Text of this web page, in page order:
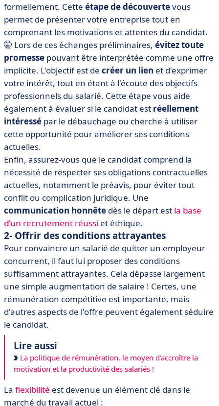
formellement. Cette étape de découvertevous
permet de présenter votre entreprise tout en
comprenant les motivations et attentes du candidat.
🤫 Lors de ces échanges préliminaires, évitez toute
promesse pouvant être interprétée comme une offre
implicite. L'objectif est de créer un lien et d'exprimer
votre intérêt, tout en étant à l'écoute des objectifs
professionnels du salarié. Cette étape vous aide
également à évaluer si le candidat est réellement
intéressé par le débauchage ou cherche à utiliser
cette opportunité pour améliorer ses conditions
actuelles.
Enfin, assurez-vous que le candidat comprend la
nécessité de respecter ses obligations contractuelles
actuelles, notamment le préavis, pour éviter tout
conflit ou complication juridique. Une
communication honnête dès le départ est la base
d'un recrutement réussi et éthique.
2- Offrir des conditions attrayantes
Pour convaincre un salarié de quitter un employeur
concurrent, il faut lui proposer des conditions
suffisamment attrayantes. Cela dépasse largement
une simple augmentation de salaire ! Certes, une
rémunération compétitive est importante, mais
d'autres aspects de l'offre peuvent également séduire
le candidat.
Lire aussi
La politique de rémunération, le moyen d’accroître la
motivation et la productivité des salariés !
La flexibilité est devenue un élément clé dans le
marché du travail actuel :